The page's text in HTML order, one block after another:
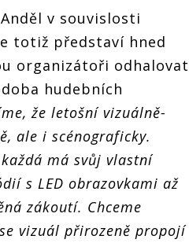
v souvislosti
totiž představí hned
organizátoři odhalovat
hudebních
že letošní vizuálně-
ale i scénograficky.
má svůj vlastní
s LED obrazovkami až
zákoutí. Chceme
vizuál přirozeně propojí